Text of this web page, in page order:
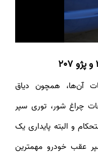
آن‌ها، همچون دیاق
چراغ شور، توری سپر
و البته پایداری یک
عقب خودرو مهمترین